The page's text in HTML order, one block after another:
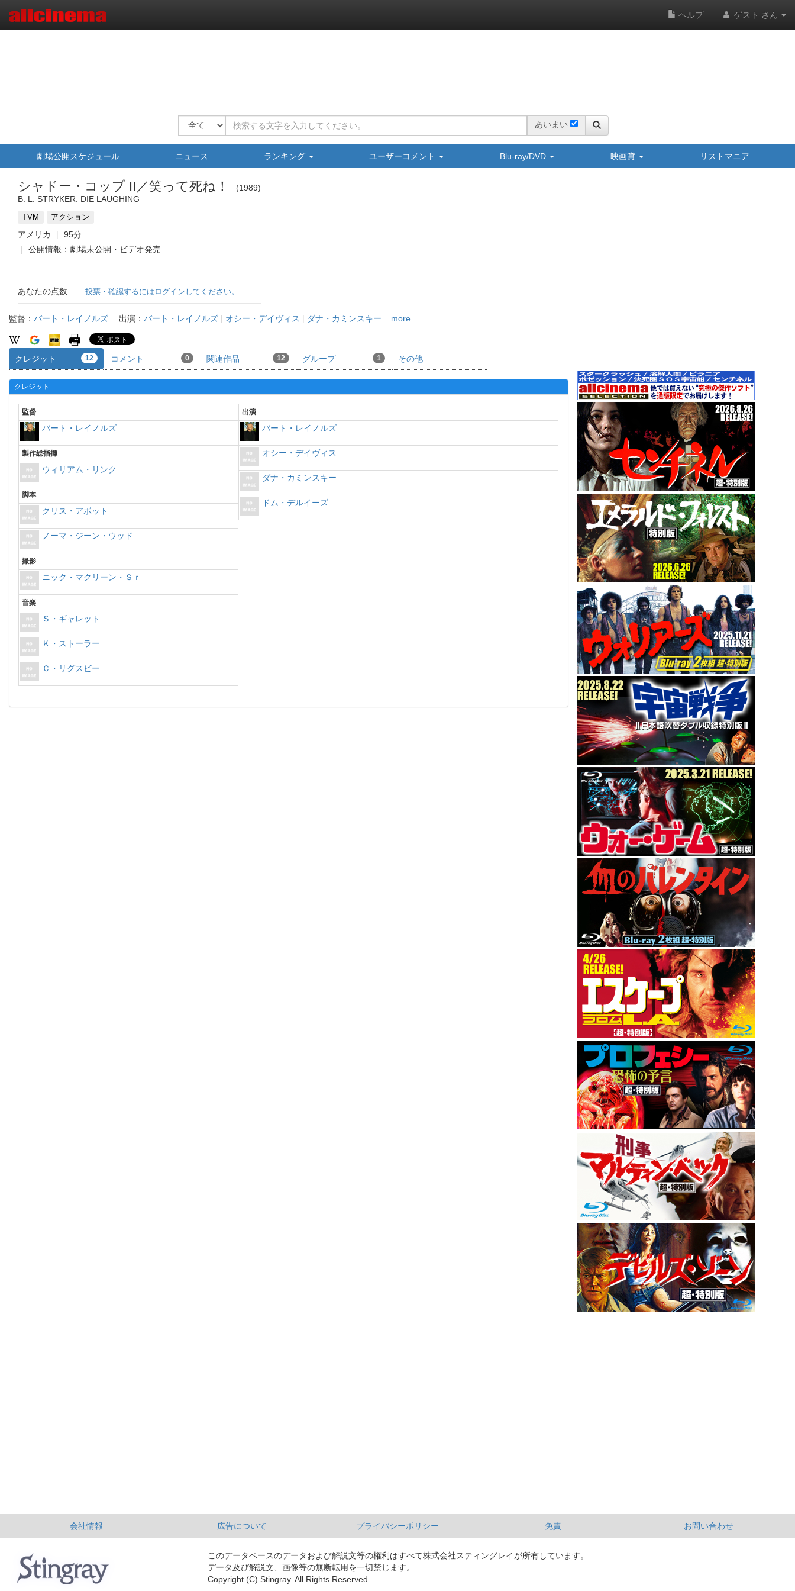
ヘルプ ゲスト さん
あいまい
劇場公開スケジュール ニュース ランキング ユーザーコメント Blu-ray/DVD 映画賞 リストマニア
シャドー・コップ II／笑って死ね！
1989
B. L. STRYKER: DIE LAUGHING
TVM アクション
アメリカ
95分
公開情報：劇場未公開・ビデオ発売
あなたの点数 投票・確認するにはログインしてください。
監督： バート・レイノルズ 出演： バート・レイノルズ | オシー・デイヴィス | ダナ・カミンスキー ...more
クレジット 12 コメント 0 関連作品 12 グループ 1 その他
クレジット
監督
バート・レイノルズ
製作総指揮
ウィリアム・リンク
脚本
クリス・アボット
ノーマ・ジーン・ウッド
撮影
ニック・マクリーン・Ｓｒ
音楽
Ｓ・ギャレット
Ｋ・ストーラー
Ｃ・リグスビー
出演
バート・レイノルズ
オシー・デイヴィス
ダナ・カミンスキー
ドム・デルイーズ
会社情報 広告について プライバシーポリシー 免責 お問い合わせ
このデータベースのデータおよび解説文等の権利はすべて株式会社スティングレイが所有しています。
データ及び解説文、画像等の無断転用を一切禁じます。
Copyright (C) Stingray. All Rights Reserved.